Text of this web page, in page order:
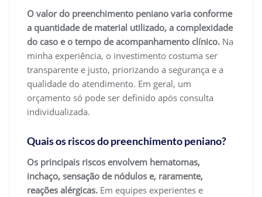
O valor do preenchimento peniano varia conforme
a quantidade de material utilizado, a complexidade
do caso e o tempo de acompanhamento clínico. Na
minha experiência, o investimento costuma ser
transparente e justo, priorizando a segurança e a
qualidade do atendimento. Em geral, um
orçamento só pode ser definido após consulta
individualizada.
Quais os riscos do preenchimento peniano?
Os principais riscos envolvem hematomas,
inchaço, sensação de nódulos e, raramente,
reações alérgicas. Em equipes experientes e